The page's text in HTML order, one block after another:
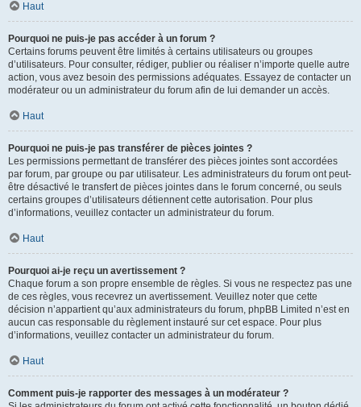
Haut
Pourquoi ne puis-je pas accéder à un forum ?
Certains forums peuvent être limités à certains utilisateurs ou groupes
d’utilisateurs. Pour consulter, rédiger, publier ou réaliser n’importe quelle autre
action, vous avez besoin des permissions adéquates. Essayez de contacter un
modérateur ou un administrateur du forum afin de lui demander un accès.
Haut
Pourquoi ne puis-je pas transférer de pièces jointes ?
Les permissions permettant de transférer des pièces jointes sont accordées
par forum, par groupe ou par utilisateur. Les administrateurs du forum ont peut-
être désactivé le transfert de pièces jointes dans le forum concerné, ou seuls
certains groupes d’utilisateurs détiennent cette autorisation. Pour plus
d’informations, veuillez contacter un administrateur du forum.
Haut
Pourquoi ai-je reçu un avertissement ?
Chaque forum a son propre ensemble de règles. Si vous ne respectez pas une
de ces règles, vous recevrez un avertissement. Veuillez noter que cette
décision n’appartient qu’aux administrateurs du forum, phpBB Limited n’est en
aucun cas responsable du règlement instauré sur cet espace. Pour plus
d’informations, veuillez contacter un administrateur du forum.
Haut
Comment puis-je rapporter des messages à un modérateur ?